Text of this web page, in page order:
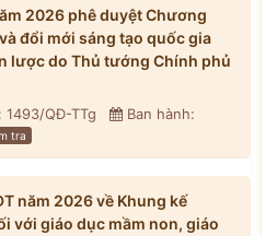
2026 phê duyệt Chương
đổi mới sáng tạo quốc gia
lược do Thủ tướng Chính phủ
1493/QĐ-TTg
Ban hành:
tra
năm 2026 về Khung kế
với giáo dục mầm non, giáo